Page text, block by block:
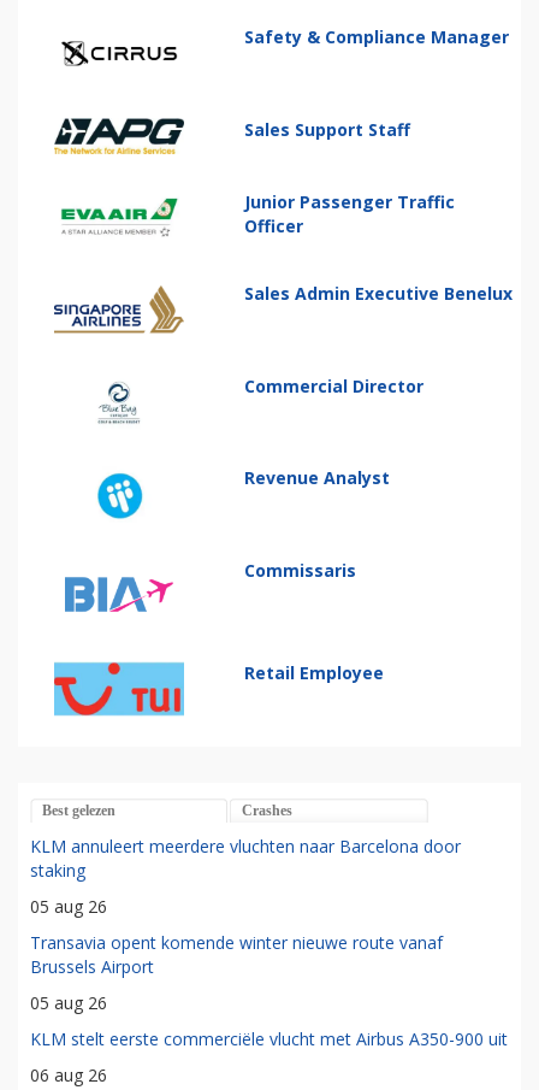
Safety & Compliance Manager
Sales Support Staff
Junior Passenger Traffic
Officer
Sales Admin Executive Benelux
Commercial Director
Revenue Analyst
Commissaris
Retail Employee
Best gelezen Crashes
KLM annuleert meerdere vluchten naar Barcelona door
staking
05 aug 26
Transavia opent komende winter nieuwe route vanaf
Brussels Airport
05 aug 26
KLM stelt eerste commerciële vlucht met Airbus A350-900 uit
06 aug 26